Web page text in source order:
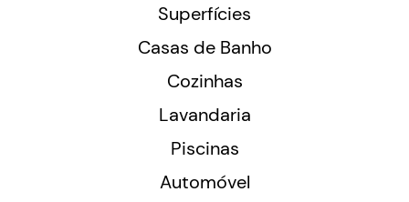
Superfícies
Casas de Banho
Cozinhas
Lavandaria
Piscinas
Automóvel